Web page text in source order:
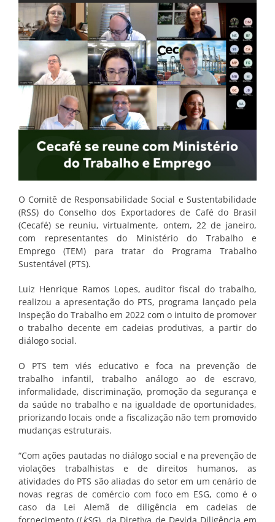
O Comitê de Responsabilidade Social e Sustentabilidade
(RSS) do Conselho dos Exportadores de Café do Brasil
(Cecafé) se reuniu, virtualmente, ontem, 22 de janeiro,
com representantes do Ministério do Trabalho e
Emprego (TEM) para tratar do Programa Trabalho
Sustentável (PTS).
Luiz Henrique Ramos Lopes, auditor fiscal do trabalho,
realizou a apresentação do PTS, programa lançado pela
Inspeção do Trabalho em 2022 com o intuito de promover
o trabalho decente em cadeias produtivas, a partir do
diálogo social.
O PTS tem viés educativo e foca na prevenção de
trabalho infantil, trabalho análogo ao de escravo,
informalidade, discriminação, promoção da segurança e
da saúde no trabalho e na igualdade de oportunidades,
priorizando locais onde a fiscalização não tem promovido
mudanças estruturais.
“Com ações pautadas no diálogo social e na prevenção de
violações trabalhistas e de direitos humanos, as
atividades do PTS são aliadas do setor em um cenário de
novas regras de comércio com foco em ESG, como é o
caso da Lei Alemã de diligência em cadeias de